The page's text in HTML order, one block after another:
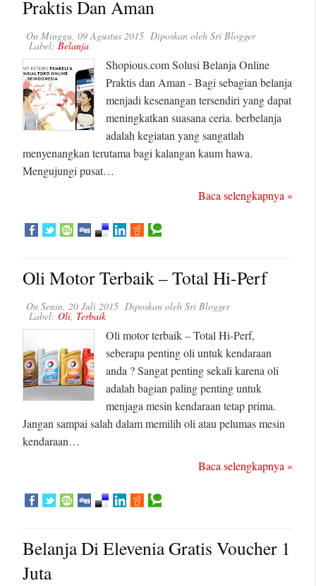
Praktis Dan Aman
On Minggu, 09 Agustus 2015 Diposkan oleh Sri Blogger
Label:Belanja
Shopious.com Solusi Belanja Online
Praktis dan Aman - Bagi sebagian belanja
menjadi kesenangan tersendiri yang dapat
meningkatkan suasana ceria. berbelanja
adalah kegiatan yang sangatlah
menyenangkan terutama bagi kalangan kaum hawa.
Mengujungi pusat…
Baca selengkapnya »
Oli Motor Terbaik – Total Hi-Perf
On Senin, 20 Juli 2015 Diposkan oleh Sri Blogger
Label:Oli, Terbaik
Oli motor terbaik – Total Hi-Perf,
seberapa penting oli untuk kendaraan
anda ? Sangat penting sekali karena oli
adalah bagian paling penting untuk
menjaga mesin kendaraan tetap prima.
Jangan sampai salah dalam memilih oli atau pelumas mesin
kendaraan…
Baca selengkapnya »
Belanja Di Elevenia Gratis Voucher 1
Juta